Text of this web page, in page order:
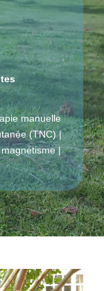
manuelle
(TNC) |
|